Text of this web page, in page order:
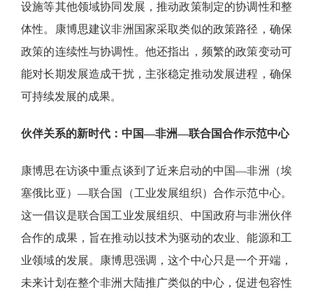
设施等其他领域协同发展，推动政策制定的协调性和整
体性。康博思建议非洲国家采取类似的政策路径，确保
政策的连续性与协调性。他还指出，频繁的政策变动可
能对长期发展造成干扰，主张稳定推动发展进程，确保
可持续发展的成果。
伙伴关系的新时代：中国—非洲—联合国合作示范中心
康博思在访谈中重点谈到了近来启动的中国—非洲（埃
塞俄比亚）—联合国（工业发展组织）合作示范中心。
这一倡议是联合国工业发展组织、中国政府与非洲伙伴
合作的成果，旨在推动以技术为驱动的农业、能源和工
业领域的发展。康博思强调，这个中心只是一个开端，
未来计划在整个非洲大陆推广类似的中心，促进包容性